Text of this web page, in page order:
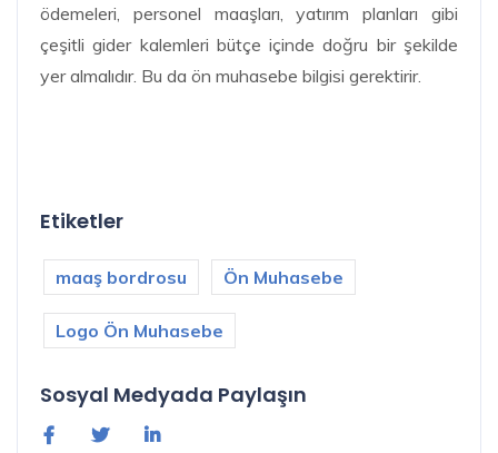
ödemeleri, personel maaşları, yatırım planları gibi
çeşitli gider kalemleri bütçe içinde doğru bir şekilde
yer almalıdır. Bu da ön muhasebe bilgisi gerektirir.
Etiketler
maaş bordrosu Ön Muhasebe
Logo Ön Muhasebe
Sosyal Medyada Paylaşın